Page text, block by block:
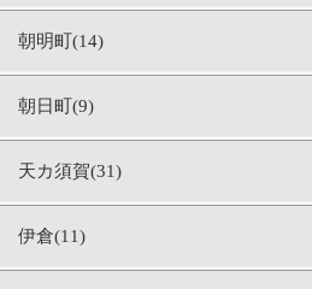
朝明町(14)
朝日町(9)
天カ須賀(31)
伊倉(11)